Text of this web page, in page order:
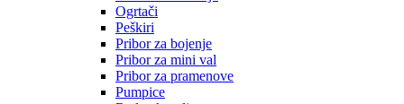
Ogrtači
Peškiri
Pribor za bojenje
Pribor za mini val
Pribor za pramenove
Pumpice